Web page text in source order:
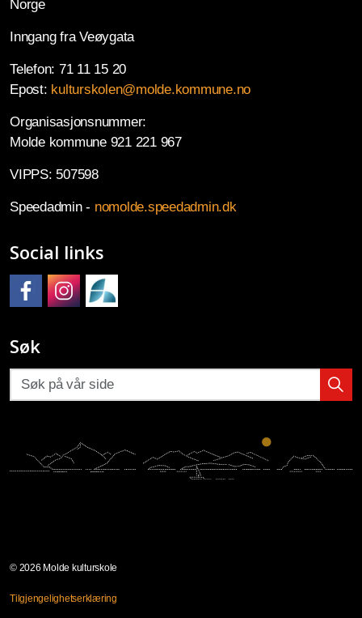
Norge
Inngang fra Veøygata
Telefon: 71 11 15 20
Epost: kulturskolen@molde.kommune.no
Organisasjonsnummer:
Molde kommune 921 221 967
VIPPS: 507598
Speedadmin - nomolde.speedadmin.dk
Social links
Søk
© 2026 Molde kulturskole
Tilgjengelighetserklæring